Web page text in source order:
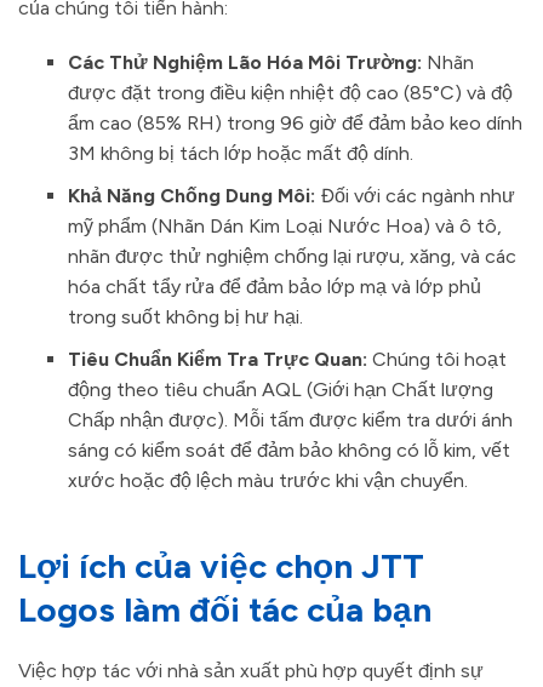
của chúng tôi tiến hành:
Các Thử Nghiệm Lão Hóa Môi Trường: Nhãn
được đặt trong điều kiện nhiệt độ cao (85°C) và độ
ẩm cao (85% RH) trong 96 giờ để đảm bảo keo dính
3M không bị tách lớp hoặc mất độ dính.
Khả Năng Chống Dung Môi: Đối với các ngành như
mỹ phẩm (Nhãn Dán Kim Loại Nước Hoa) và ô tô,
nhãn được thử nghiệm chống lại rượu, xăng, và các
hóa chất tẩy rửa để đảm bảo lớp mạ và lớp phủ
trong suốt không bị hư hại.
Tiêu Chuẩn Kiểm Tra Trực Quan: Chúng tôi hoạt
động theo tiêu chuẩn AQL (Giới hạn Chất lượng
Chấp nhận được). Mỗi tấm được kiểm tra dưới ánh
sáng có kiểm soát để đảm bảo không có lỗ kim, vết
xước hoặc độ lệch màu trước khi vận chuyển.
Lợi ích của việc chọn JTT
Logos làm đối tác của bạn
Việc hợp tác với nhà sản xuất phù hợp quyết định sự